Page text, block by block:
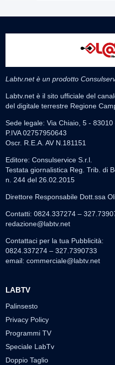
Labtv.net è un prodotto
Labtv.net è il sito ufficiale del
del digitale terrestre Regione
Sede legale: Via Chiaio, 5 - 83010
P.IVA 02757950643
Oscr. R.E.A. AV N.181151
Editore: Consulservice S.r.l.
Testata giornalistica Reg. Trib. di
n. 244 del 26.02.2015
Direttore Responsabile Dott.ssa
Contatti: 0824.337274 –
redazione@labtv.net
Contattaci per la tua Pubblicità:
0824.337274 – 327.7390733
email: commerciale@labtv.net
LABTV
Palinsesto
Privacy Policy
Programmi TV
Speciale LabTv
Doppio Taglio